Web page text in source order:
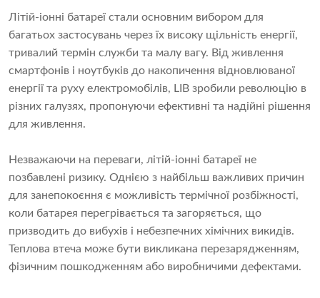
Літій-іонні батареї стали основним вибором для
багатьох застосувань через їх високу щільність енергії,
тривалий термін служби та малу вагу. Від живлення
смартфонів і ноутбуків до накопичення відновлюваної
енергії та руху електромобілів, LIB зробили революцію в
різних галузях, пропонуючи ефективні та надійні рішення
для живлення.
Незважаючи на переваги, літій-іонні батареї не
позбавлені ризику. Однією з найбільш важливих причин
для занепокоєння є можливість термічної розбіжності,
коли батарея перегрівається та загоряється, що
призводить до вибухів і небезпечних хімічних викидів.
Теплова втеча може бути викликана перезарядженням,
фізичним пошкодженням або виробничими дефектами.